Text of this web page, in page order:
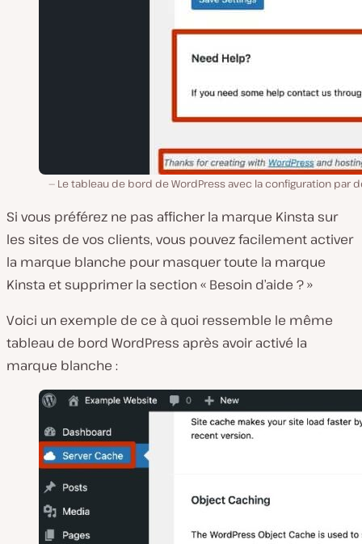
Le tableau de bord de WordPress avec la configuration par
Si vous préférez ne pas afficher la marque Kinsta sur
les sites de vos clients, vous pouvez facilement activer
la marque blanche pour masquer toute la marque
Kinsta et supprimer la section « Besoin d’aide ? »
Voici un exemple de ce à quoi ressemble le même
tableau de bord WordPress après avoir activé la
marque blanche :